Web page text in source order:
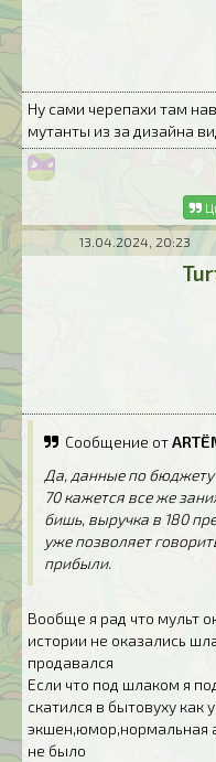
Ну сами черепахи там
мутанты из за дизайна
13.04.2024, 20:23
Сообщение от
Да, данные по
70 кажется все же
бишь, выручка в 180
уже позволяет
прибыли.
Вообще я рад что мульт
истории не оказались
продавался
Если что под шлаком я
скатился в бытовуху как
экшен,юмор,нормальная
не было